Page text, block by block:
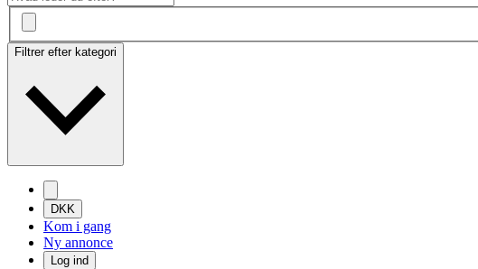
Filtrer efter kategori
DKK
Kom i gang
Ny annonce
Log ind